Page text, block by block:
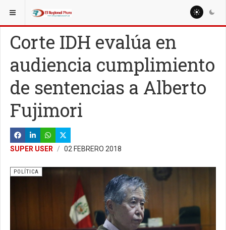
ESTÁ AQUÍ: NACIONALES
Corte IDH evalúa en
audiencia cumplimiento
de sentencias a Alberto
Fujimori
SUPER USER 02 FEBRERO 2018
POLÍTICA